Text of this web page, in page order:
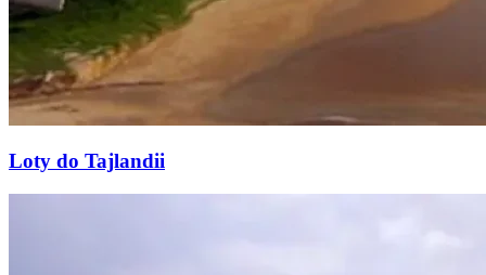
Loty do Tajlandii